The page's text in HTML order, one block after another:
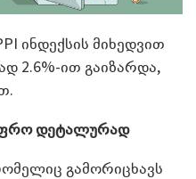
ინდექსის მიხედვით
2.6%-ით გაიზარდა,
დეტალურად
გამორიცხავს